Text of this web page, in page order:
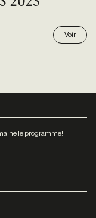
Voir
le programme!